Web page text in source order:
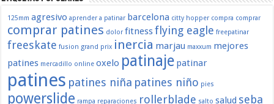
125mm agresivo aprender a patinar barcelona citty hopper compra comprar
comprar patines dolor fitnessflying eagle freepatinar
freeskate fusion grand prix inercia marjau maxxum mejores
patines mercadillo online oxelo patinaje patinar
patines patines niña patines niño pies
powerslide rampa reparaciones rollerblade salto salud seba